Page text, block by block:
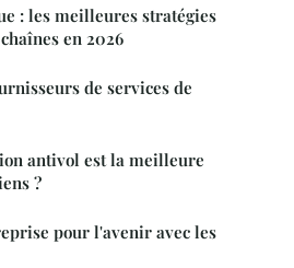
: les meilleures stratégies
en 2026
de services de
antivol est la meilleure
?
pour l'avenir avec les